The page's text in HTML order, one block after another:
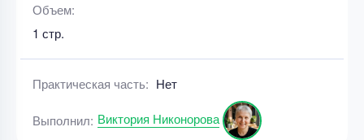
Объем:
1 стр.
Практическая часть: Нет
Выполнил: Виктория Никонорова